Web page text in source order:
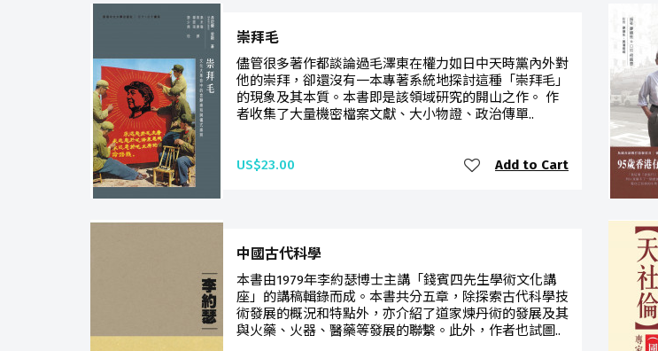
崇拜毛
儘管很多著作都談論過毛澤東在權力如日中天時黨內外對
他的崇拜，卻還沒有一本專著系統地探討這種「崇拜毛」
的現象及其本質。本書即是該領域研究的開山之作。 作
者收集了大量機密檔案文獻、大小物證、政治傳單..
US$23.00 Add to Cart
中國古代科學
本書由1979年李約瑟博士主講「錢賓四先生學術文化講
座」的講稿輯錄而成。本書共分五章，除探索古代科學技
術發展的概況和特點外，亦介紹了道家煉丹術的發展及其
與火藥、火器、醫藥等發展的聯繫。此外，作者也試圖..